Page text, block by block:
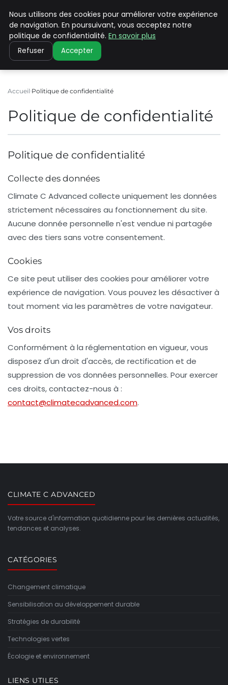
CLIMATE C ADVANCED
Accueil Politique de confidentialité
Politique de confidentialité
Politique de confidentialité
Collecte des données
Climate C Advanced collecte uniquement les données
strictement nécessaires au fonctionnement du site.
Aucune donnée personnelle n'est vendue ni partagée
avec des tiers sans votre consentement.
Cookies
Ce site peut utiliser des cookies pour améliorer votre
expérience de navigation. Vous pouvez les désactiver à
tout moment via les paramètres de votre navigateur.
Vos droits
Conformément à la réglementation en vigueur, vous
disposez d'un droit d'accès, de rectification et de
suppression de vos données personnelles. Pour exercer
ces droits, contactez-nous à :
contact@climatecadvanced.com.
CLIMATE C ADVANCED
Votre source d'information quotidienne pour les dernières actualités,
tendances et analyses.
CATÉGORIES
Changement climatique
Sensibilisation au développement durable
Stratégies de durabilité
Technologies vertes
Écologie et environnement
LIENS UTILES
Nous utilisons des cookies pour améliorer votre expérience
de navigation. En poursuivant, vous acceptez notre
politique de confidentialité. En savoir plus
Refuser Accepter